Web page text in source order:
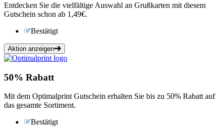
Entdecken Sie die vielfältige Auswahl an Grußkarten mit diesem
Gutschein schon ab 1,49€.
Bestätigt
Aktion anzeigen
50% Rabatt
Mit dem Optimalprint Gutschein erhalten Sie bis zu 50% Rabatt auf
das gesamte Sortiment.
Bestätigt